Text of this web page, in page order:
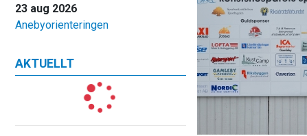
23 aug 2026
Anebyorienteringen
AKTUELLT